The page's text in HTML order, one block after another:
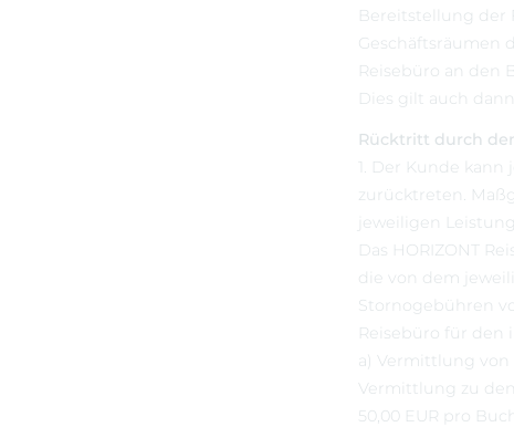
Bereitstellung der
Geschäftsräumen
Reisebüro an den
Dies gilt auch
Rücktritt durch
1. Der Kunde
zurücktreten.
jeweiligen
Das HORIZONT
die von dem
Stornogebühren
Reisebüro für den
a) Vermittlung von
Vermittlung zu
50,00 EUR pro